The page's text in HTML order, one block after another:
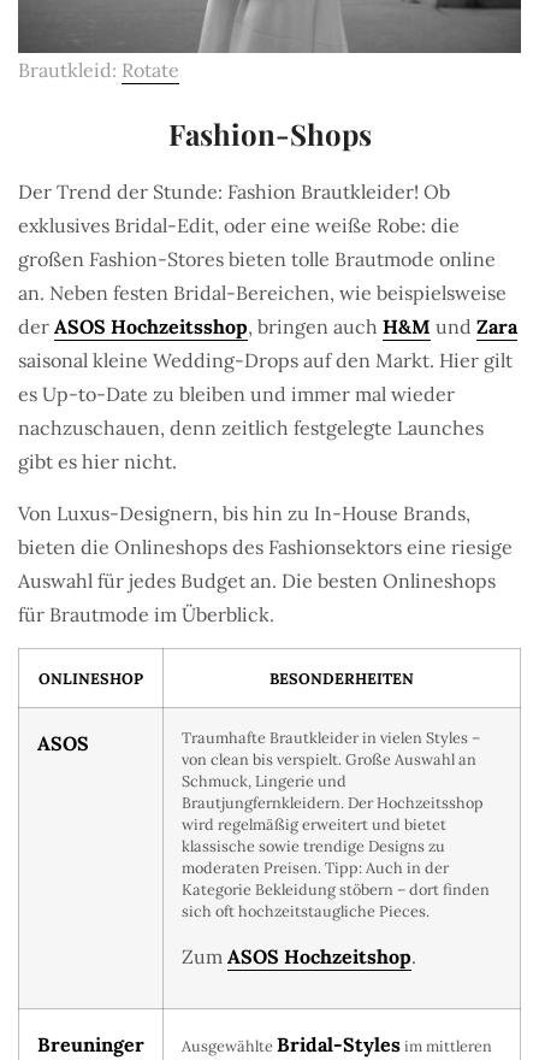
Brautkleid: Rotate
Fashion-Shops
Der Trend der Stunde: Fashion Brautkleider! Ob
exklusives Bridal-Edit, oder eine weiße Robe: die
großen Fashion-Stores bieten tolle Brautmode online
an. Neben festen Bridal-Bereichen, wie beispielsweise
der ASOS Hochzeitsshop, bringen auch H&M und Zara
saisonal kleine Wedding-Drops auf den Markt. Hier gilt
es Up-to-Date zu bleiben und immer mal wieder
nachzuschauen, denn zeitlich festgelegte Launches
gibt es hier nicht.
Von Luxus-Designern, bis hin zu In-House Brands,
bieten die Onlineshops des Fashionsektors eine riesige
Auswahl für jedes Budget an. Die besten Onlineshops
für Brautmode im Überblick.
ONLINESHOP BESONDERHEITEN
ASOS
Traumhafte Brautkleider in vielen Styles –
von clean bis verspielt. Große Auswahl an
Schmuck, Lingerie und
Brautjungfernkleidern. Der Hochzeitsshop
wird regelmäßig erweitert und bietet
klassische sowie trendige Designs zu
moderaten Preisen. Tipp: Auch in der
Kategorie Bekleidung stöbern – dort finden
sich oft hochzeitstaugliche Pieces.
Zum ASOS Hochzeitshop.
Breuninger Ausgewählte Bridal-Stylesim mittleren